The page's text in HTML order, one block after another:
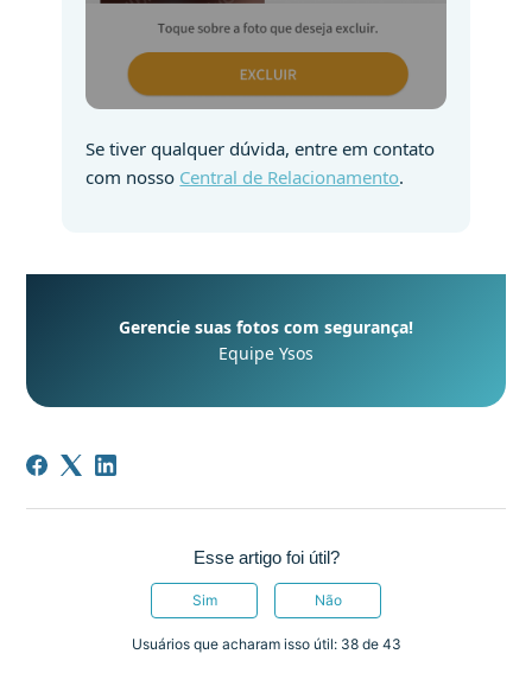
Se tiver qualquer dúvida, entre em contato
com nosso Central de Relacionamento.
Gerencie suas fotos com segurança!
Equipe Ysos
Esse artigo foi útil?
Sim Não
Usuários que acharam isso útil: 38 de 43